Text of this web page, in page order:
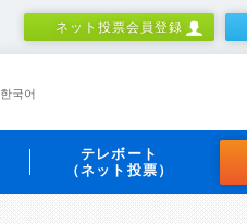
ネット投票会員登録
한국어
テレボート
（ネット投票）